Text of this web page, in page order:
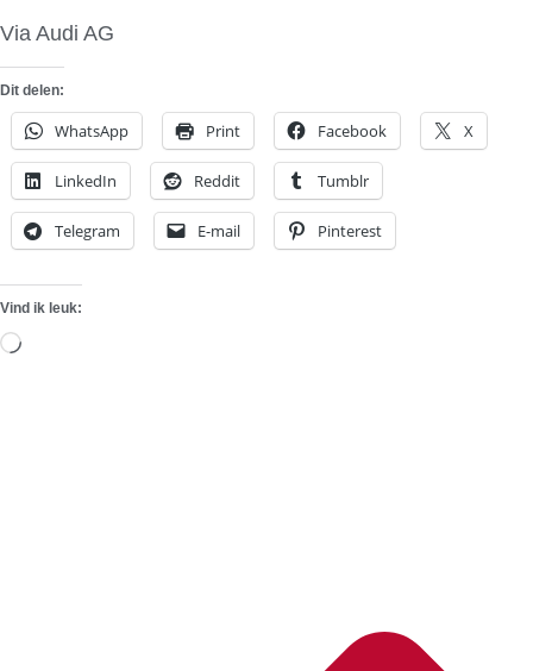
Via Audi AG
Dit delen:
WhatsApp Print Facebook X
LinkedIn Reddit Tumblr
Telegram E-mail Pinterest
Vind ik leuk:
Aan